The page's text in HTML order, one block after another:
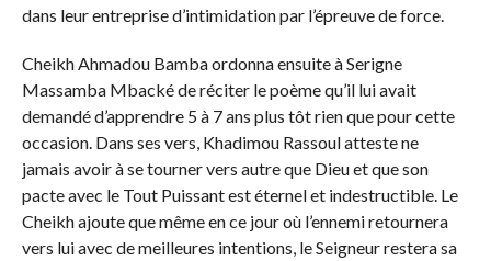
dans leur entreprise d’intimidation par l’épreuve de force.
Cheikh Ahmadou Bamba ordonna ensuite à Serigne
Massamba Mbacké de réciter le poème qu’il lui avait
demandé d’apprendre 5 à 7 ans plus tôt rien que pour cette
occasion. Dans ses vers, Khadimou Rassoul atteste ne
jamais avoir à se tourner vers autre que Dieu et que son
pacte avec le Tout Puissant est éternel et indestructible. Le
Cheikh ajoute que même en ce jour où l’ennemi retournera
vers lui avec de meilleures intentions, le Seigneur restera sa